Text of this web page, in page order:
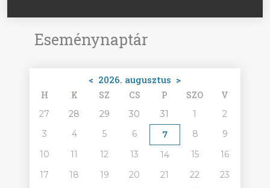
Eseménynaptár
< 2026. augusztus >
H K SZ CS P SZO V
27 28 29 30 31 1
2
3
4 5 6 7 8
9
10
11 12 13 14 15
16
17
18 19 20 21 22
23